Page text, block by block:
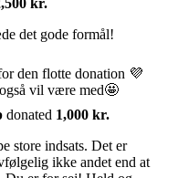
kr.
det gode formål!
den flotte donation 💜
vil være med🤩
donated 1,000 kr.
store indsats. Det er
ikke andet end at